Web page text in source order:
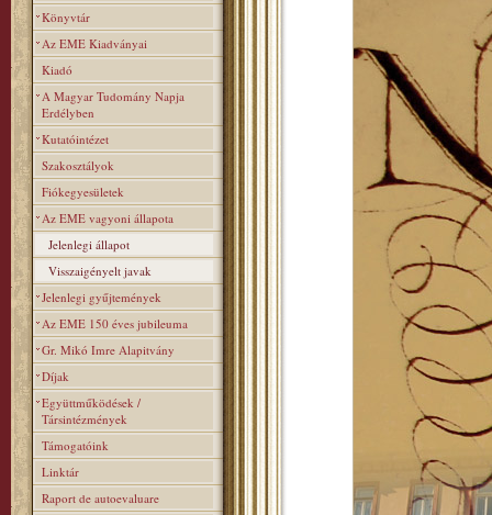
Könyvtár
Az EME Kiadványai
Kiadó
A Magyar Tudomány Napja
Erdélyben
Kutatóintézet
Szakosztályok
Fiókegyesületek
Az EME vagyoni állapota
Jelenlegi állapot
Visszaigényelt javak
Jelenlegi gyűjtemények
Az EME 150 éves jubileuma
Gr. Mikó Imre Alapitvány
Díjak
Együttműködések /
Társintézmények
Támogatóink
Linktár
Raport de autoevaluare